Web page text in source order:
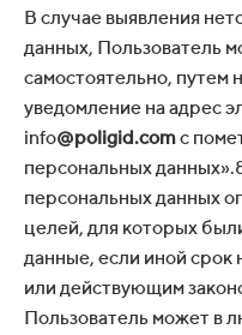
В случае выявления
данных, Пользователь
самостоятельно, путем
уведомление на адрес
info@poligid.comс
персональных
персональных данных
целей, для которых
данные, если иной
или действующим
Пользователь может в